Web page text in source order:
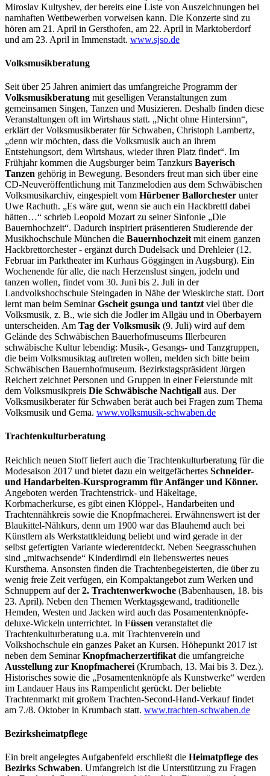
Miroslav Kultyshev, der bereits eine Liste von Auszeichnungen bei
namhaften Wettbewerben vorweisen kann. Die Konzerte sind zu
hören am 21. April in Gersthofen, am 22. April in Marktoberdorf
und am 23. April in Immenstadt. www.sjso.de
Volksmusikberatung
Seit über 25 Jahren animiert das umfangreiche Programm der
Volksmusikberatung mit geselligen Veranstaltungen zum
gemeinsamen Singen, Tanzen und Musizieren. Deshalb finden diese
Veranstaltungen oft im Wirtshaus statt. „Nicht ohne Hintersinn“,
erklärt der Volksmusikberater für Schwaben, Christoph Lambertz,
„denn wir möchten, dass die Volksmusik auch an ihrem
Entstehungsort, dem Wirtshaus, wieder ihren Platz findet“. Im
Frühjahr kommen die Augsburger beim Tanzkurs Bayerisch
Tanzen gehörig in Bewegung. Besonders freut man sich über eine
CD-Neuveröffentlichung mit Tanzmelodien aus dem Schwäbischen
Volksmusikarchiv, eingespielt vom Hürbener Ballorchester unter
Uwe Rachuth. „Es wäre gut, wenn sie auch ein Hackbrettl dabei
hätten…“ schrieb Leopold Mozart zu seiner Sinfonie „Die
Bauernhochzeit“. Dadurch inspiriert präsentieren Studierende der
Musikhochschule München die Bauernhochzeit mit einem ganzen
Hackbrettorchester - ergänzt durch Dudelsack und Drehleier (12.
Februar im Parktheater im Kurhaus Göggingen in Augsburg). Ein
Wochenende für alle, die nach Herzenslust singen, jodeln und
tanzen wollen, findet vom 30. Juni bis 2. Juli in der
Landvolkshochschule Steingaden in Nähe der Wieskirche statt. Dort
lernt man beim SeminarGscheit gsunga und tantzt viel über die
Volksmusik, z. B., wie sich die Jodler im Allgäu und in Oberbayern
unterscheiden. Am Tag der Volksmusik (9. Juli) wird auf dem
Gelände des Schwäbischen Bauerhofmuseums Illerbeuren
schwäbische Kultur lebendig: Musik-, Gesangs- und Tanzgruppen,
die beim Volksmusiktag auftreten wollen, melden sich bitte beim
Schwäbischen Bauernhofmuseum. Bezirkstagspräsident Jürgen
Reichert zeichnet Personen und Gruppen in einer Feierstunde mit
dem Volksmusikpreis Die Schwäbische Nachtigall aus. Der
Volksmusikberater für Schwaben berät auch bei Fragen zum Thema
Volksmusik und Gema. www.volksmusik-schwaben.de
Trachtenkulturberatung
Reichlich neuen Stoff liefert auch die Trachtenkulturberatung für die
Modesaison 2017 und bietet dazu ein weitgefächertes Schneider-
und Handarbeiten-Kursprogramm für Anfänger und Könner.
Angeboten werden Trachtenstrick- und Häkeltage,
Korbmacherkurse, es gibt einen Klöppel-, Handarbeiten und
Trachtennähkreis sowie die Knopfmacherei. Erwähnenswert ist der
Blaukittel-Nähkurs, denn um 1900 war das Blauhemd auch bei
Künstlern als Werkstattkleidung beliebt und wird gerade in der
selbst gefertigten Variante wiederentdeckt. Neben Seegrasschuhen
sind „mitwachsende“ Kinderdirndl ein liebenswertes neues
Kursthema. Ansonsten finden die Trachtenbegeisterten, die über zu
wenig freie Zeit verfügen, ein Kompaktangebot zum Werken und
Schnuppern auf der2. Trachtenwerkwoche (Babenhausen, 18. bis
23. April). Neben den Themen Werktagsgewand, traditionelle
Hemden, Westen und Jacken wird auch das Posamentenknöpfe-
deluxe-Wickeln unterrichtet. In Füssen veranstaltet die
Trachtenkulturberatung u.a. mit Trachtenverein und
Volkshochschule ein ganzes Paket an Kursen. Höhepunkt 2017 ist
neben dem SeminarKnopfmacherzertifikat die umfangreiche
Ausstellung zur Knopfmacherei (Krumbach, 13. Mai bis 3. Dez.).
Historisches sowie die „Posamentenknöpfe als Kunstwerke“ werden
im Landauer Haus ins Rampenlicht gerückt. Der beliebte
Trachtenmarkt mit großem Trachten-Second-Hand-Verkauf findet
am 7./8. Oktober in Krumbach statt. www.trachten-schwaben.de
Bezirksheimatpflege
Ein breit angelegtes Aufgabenfeld erschließt die Heimatpflege des
Bezirks Schwaben. Umfangreich ist die Unterstützung zu Fragen